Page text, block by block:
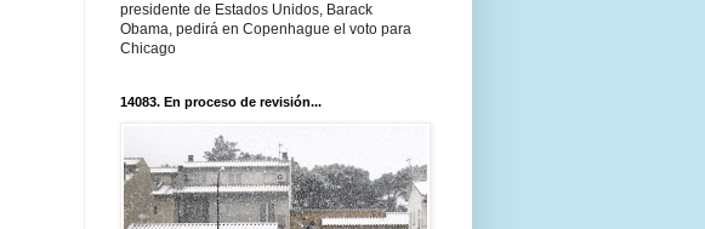
presidente de Estados Unidos, Barack
Obama, pedirá en Copenhague el voto para
Chicago
14083. En proceso de revisión...